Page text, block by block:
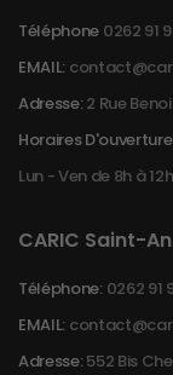
Téléphone 0262 91
EMAIL:
Adresse:2 Rue
Horaires D'ouverture
Lun - Ven de 8h à
CARIC Saint-
Téléphone: 0262 91
EMAIL:
Adresse:552 Bis